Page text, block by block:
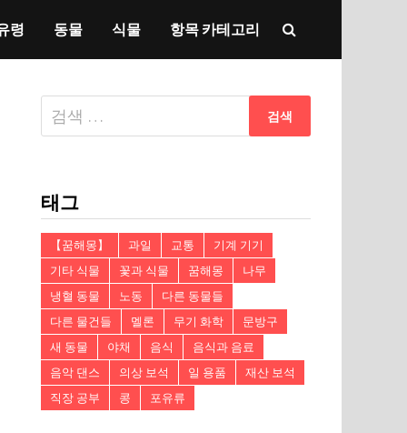
령 동물 식물 항목 카테고리
다
음
태그
【꿈해몽】 과일 교통
기계 기기
기타 식물
꽃과 식물 꿈해몽
나무
냉혈 동물
노동
다른 동물들
다른 물건들
멜론 무기 화학
문방구
새 동물
야채 음식
음식과 음료
음악 댄스
의상 보석 일 용품
재산 보석
직장 공부
콩 포유류